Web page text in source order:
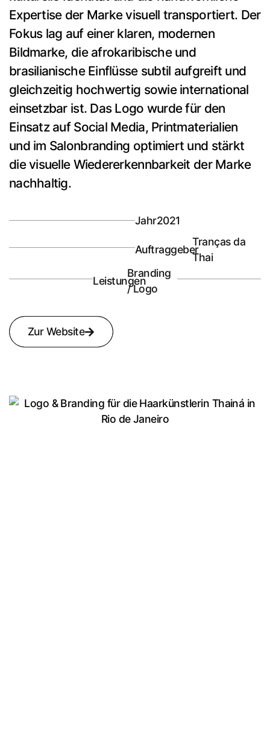
Expertise der Marke visuell transportiert. Der
Fokus lag auf einer klaren, modernen
Bildmarke, die afrokaribische und
brasilianische Einflüsse subtil aufgreift und
gleichzeitig hochwertig sowie international
einsetzbar ist. Das Logo wurde für den
Einsatz auf Social Media, Printmaterialien
und im Salonbranding optimiert und stärkt
die visuelle Wiedererkennbarkeit der Marke
nachhaltig.
Jahr2021
Auftraggeber
Tranças da
Thai
Leistungen
Branding
/ Logo
Zur Website